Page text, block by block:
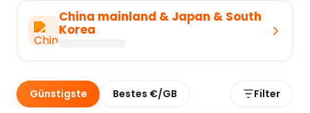
China mainland & Japan & South
Korea
Günstigste Bestes €/GB Filter